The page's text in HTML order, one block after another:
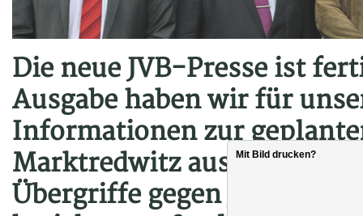
Die neue JVB-Presse ist
Ausgabe haben wir für
Informationen zur
Marktredwitz aus erster
Übergriffe gegen
Mit Bild drucken?